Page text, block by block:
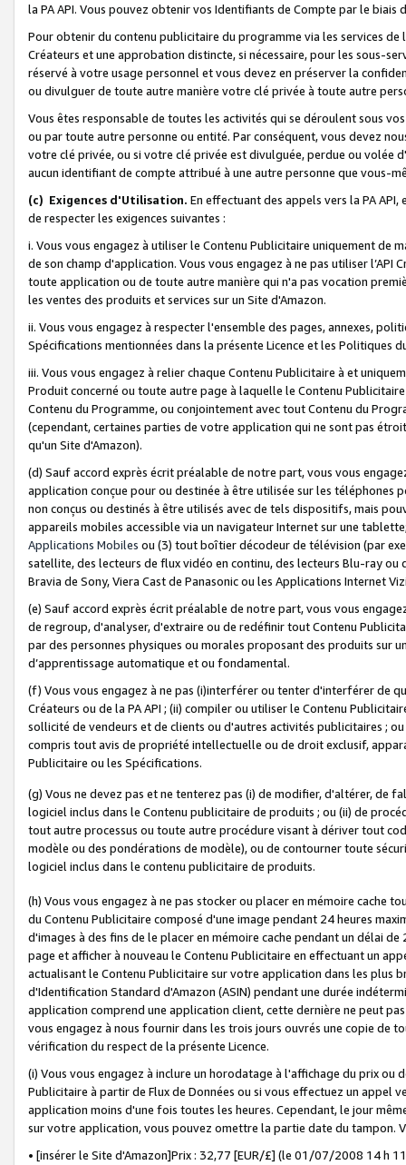
la PA API. Vous pouvez obtenir vos Identifiants de Compte par le biais
Pour obtenir du contenu publicitaire du programme via les services
Créateurs et une approbation distincte, si nécessaire, pour les sous-
réservé à votre usage personnel et vous devez en préserver la
ou divulguer de toute autre manière votre clé privée à toute autre
Vous êtes responsable de toutes les activités qui se déroulent sous
ou par toute autre personne ou entité. Par conséquent, vous devez
votre clé privée, ou si votre clé privée est divulguée, perdue ou volée
aucun identifiant de compte attribué à une autre personne que vous-
(c) Exigences d'Utilisation. En effectuant des appels vers la PA
de respecter les exigences suivantes :
i. Vous vous engagez à utiliser le Contenu Publicitaire uniquement de
de son champ d'application. Vous vous engagez à ne pas utiliser l’API
toute application ou de toute autre manière qui n'a pas vocation
les ventes des produits et services sur un Site d'Amazon.
ii. Vous vous engagez à respecter l'ensemble des pages, annexes,
Spécifications mentionnées dans la présente Licence et les Politiques
iii. Vous vous engagez à relier chaque Contenu Publicitaire à et
Produit concerné ou toute autre page à laquelle le Contenu
Contenu du Programme, ou conjointement avec tout Contenu du
(cependant, certaines parties de votre application qui ne sont pas
qu'un Site d'Amazon).
(d) Sauf accord exprès écrit préalable de notre part, vous vous
application conçue pour ou destinée à être utilisée sur les téléphones
non conçus ou destinés à être utilisés avec de tels dispositifs, mais
appareils mobiles accessible via un navigateur Internet sur une
Applications Mobiles ou (3) tout boîtier décodeur de télévision (par
satellite, des lecteurs de flux vidéo en continu, des lecteurs Blu-ray
Bravia de Sony, Viera Cast de Panasonic ou les Applications Internet
(e) Sauf accord exprès écrit préalable de notre part, vous vous
de regroup, d'analyser, d'extraire ou de redéfinir tout Contenu
par des personnes physiques ou morales proposant des produits sur
d’apprentissage automatique et ou fondamental.
(f) Vous vous engagez à ne pas (i)interférer ou tenter d'interférer de
Créateurs ou de la PA API ; (ii) compiler ou utiliser le Contenu
sollicité de vendeurs et de clients ou d'autres activités publicitaires ;
compris tout avis de propriété intellectuelle ou de droit exclusif,
Publicitaire ou les Spécifications.
(g) Vous ne devez pas et ne tenterez pas (i) de modifier, d'altérer, de
logiciel inclus dans le Contenu publicitaire de produits ; ou (ii) de
tout autre processus ou toute autre procédure visant à dériver tout
modèle ou des pondérations de modèle), ou de contourner toute
logiciel inclus dans le contenu publicitaire de produits.
(h) Vous vous engagez à ne pas stocker ou placer en mémoire cache
du Contenu Publicitaire composé d'une image pendant 24 heures
d'images à des fins de le placer en mémoire cache pendant un délai
page et afficher à nouveau le Contenu Publicitaire en effectuant un
actualisant le Contenu Publicitaire sur votre application dans les plus
d'Identification Standard d'Amazon (ASIN) pendant une durée
application comprend une application client, cette dernière ne peut
vous engagez à nous fournir dans les trois jours ouvrés une copie de
vérification du respect de la présente Licence.
(i) Vous vous engagez à inclure un horodatage à l'affichage du prix
Publicitaire à partir de Flux de Données ou si vous effectuez un appel
application moins d'une fois toutes les heures. Cependant, le jour
sur votre application, vous pouvez omettre la partie date du tampon.
• [insérer le Site d'Amazon]Prix : 32,77 [EUR/£] (le 01/07/2008 14 h